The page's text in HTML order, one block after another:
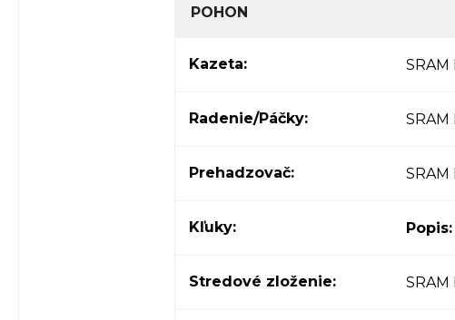
POHON
Kazeta: SRAM
Radenie/Páčky: SRAM
Prehadzovač: SRAM
Kľuky: Popis:
Stredové zloženie: SRAM